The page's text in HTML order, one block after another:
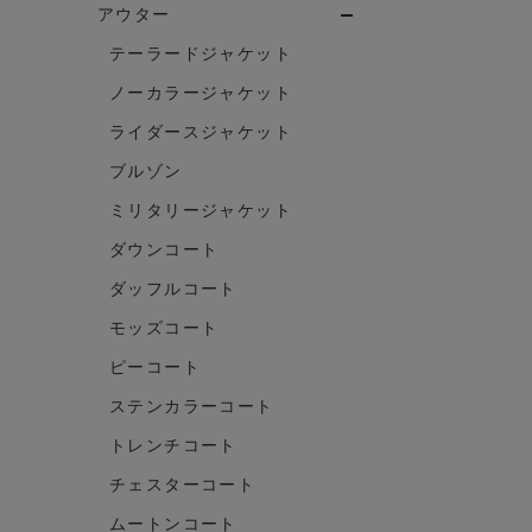
アウター
テーラードジャケット
ノーカラージャケット
ライダースジャケット
ブルゾン
ミリタリージャケット
ダウンコート
ダッフルコート
モッズコート
ピーコート
ステンカラーコート
トレンチコート
チェスターコート
ムートンコート